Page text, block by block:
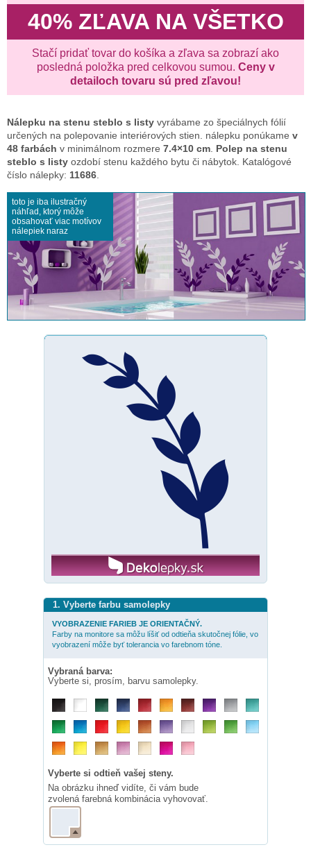
40% ZĽAVA NA VŠETKO
Stačí pridať tovar do košíka a zľava sa zobrazí ako
posledná položka pred celkovou sumou. Ceny v
detailoch tovaru sú pred zľavou!
Nálepku na stenu steblo s listy vyrábame zo špeciálnych fólií
určených na polepovanie interiérových stien. nálepku ponúkame v
48 farbách v minimálnom rozmere 7.4×10 cm Polep na stenu
steblo s listy ozdobí stenu každého bytu či nábytok. Katalógové
číslo nálepky: 11686
toto je iba ilustračný
náhľad, ktorý môže
obsahovať viac motívov
nálepiek naraz
1. Vyberte farbu samolepky
VYOBRAZENIE FARIEB JE ORIENTAČNÝ.
Farby na monitore sa môžu líšiť od odtieňa skutočnej fólie, vo
vyobrazení môže byť tolerancia vo farebnom tóne.
Vybraná barva:
Vyberte si, prosím, barvu samolepky.
Vyberte si odtieň vašej steny.
Na obrázku ihneď vidíte, či vám bude
zvolená farebná kombinácia vyhovovať.